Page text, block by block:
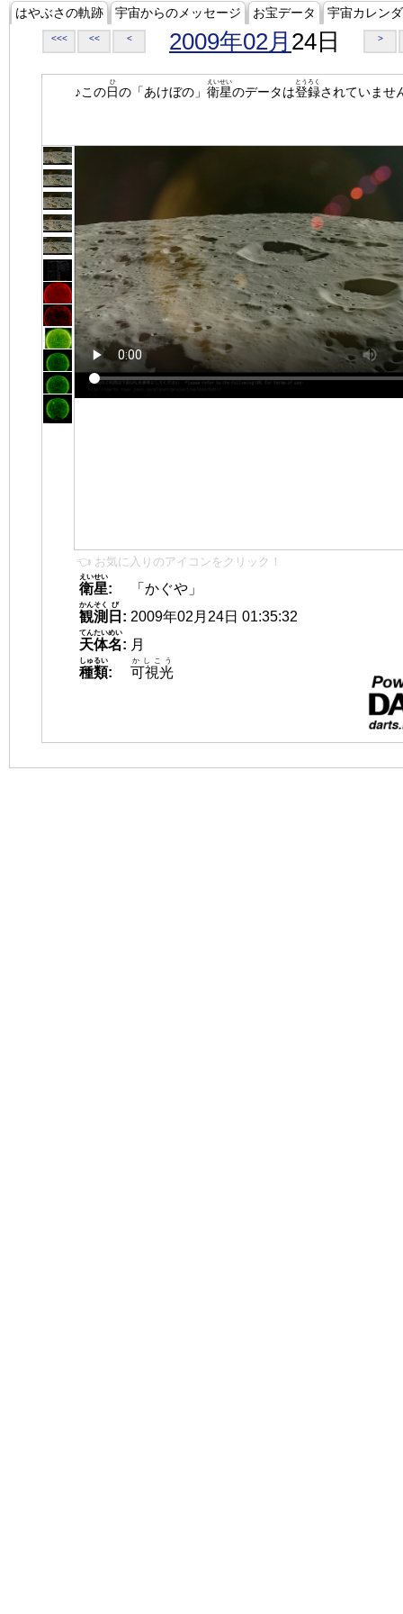
はやぶさの軌跡 宇宙からのメッセージ お宝データ 宇宙カレン
<<< << < 2009年02月 24日 >
♪この日
ひ
の「あけぼの」 衛星
えいせい
のデータは登録
とうろく
されていませ
👈 お気に入りのアイコンをクリック！
衛星
えいせい
:
「かぐや」
観測
かんそく
日
び
: 2009年02月24日 01:35:32
天体名
てんたいめい
: 月
種類
しゅるい
: 可視光
かしこう